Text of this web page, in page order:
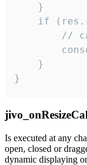
    }
if
//
    }
}
Is executed at any
open, closed or
dynamic displaying